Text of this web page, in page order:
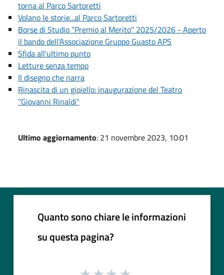
torna al Parco Sartoretti
Volano le storie...al Parco Sartoretti
Borse di Studio "Premio al Merito" 2025/2026 - Aperto
il bando dell'Associazione Gruppo Guasto APS
Sfida all'ultimo punto
Letture senza tempo
Il disegno che narra
Rinascita di un gioiello: inaugurazione del Teatro
"Giovanni Rinaldi"
Ultimo aggiornamento: 21 novembre 2023, 10:01
Quanto sono chiare le informazioni
su questa pagina?